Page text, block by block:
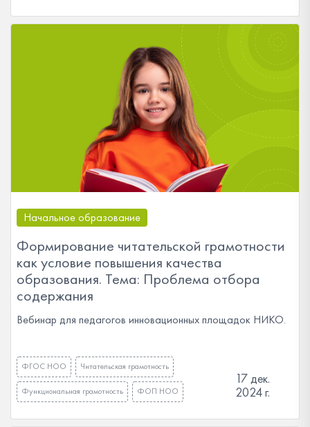
Начальное образование
Формирование читательской грамотности
как условие повышения качества
образования. Тема: Проблема отбора
содержания
Вебинар для педагогов инновационных площадок НИКО.
ФГОС НОО Читательская грамотность
Функциональная грамотность ФОП НОО
17 дек.
2024 г.